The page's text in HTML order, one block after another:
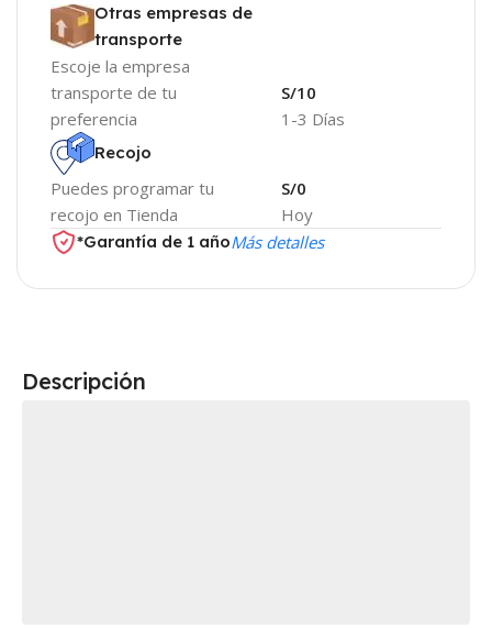
Otras empresas de
transporte
Escoje la empresa
transporte de tu
preferencia
1-3 Días
S/10
Recojo
Puedes programar tu
recojo en Tienda
Hoy
S/0
*Garantía de 1 añoMás detalles
Descripción